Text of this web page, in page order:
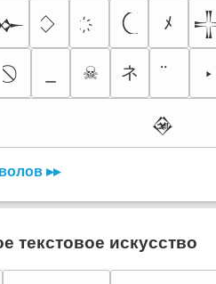
ﾒ
☠ ネ ‣
𒊲
▸▸
текстовое искусство